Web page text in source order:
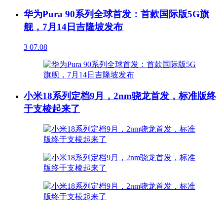
华为Pura 90系列全球首发：首款国际版5G旗
舰，7月14日吉隆坡发布
3 07.08
小米18系列定档9月，2nm骁龙首发，标准版终
于支棱起来了